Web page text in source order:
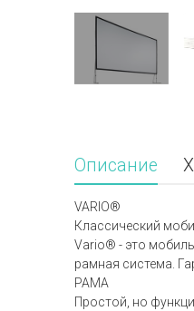
Описание
VARIO®
Классический
Vario® - это
рамная система.
РАМА
Простой, но